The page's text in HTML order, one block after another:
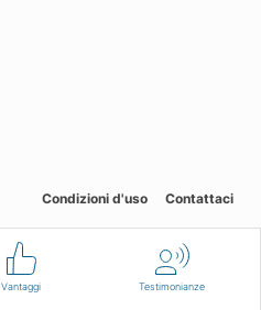
Vantaggi Testimonianze
Condizioni d'uso Contattaci